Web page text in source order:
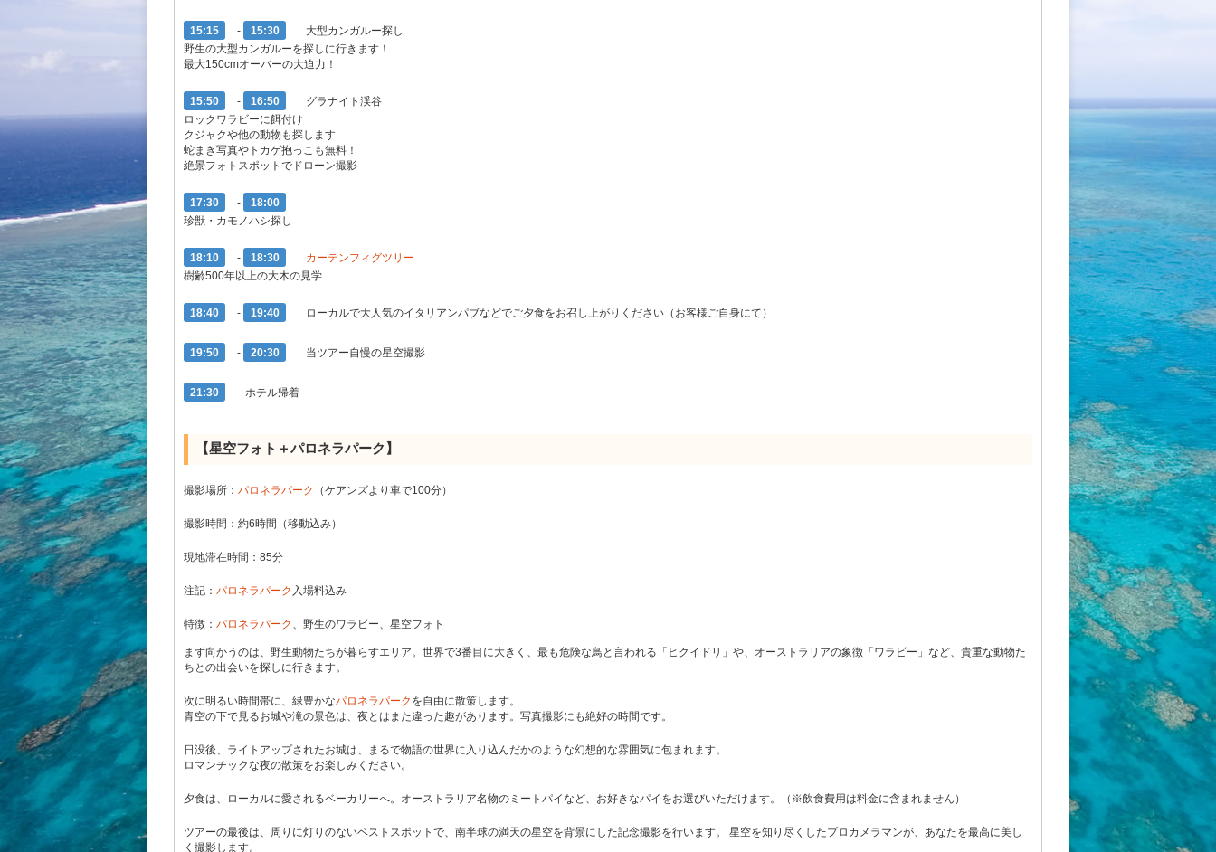
15:15 - 15:30
大型カンガルー探し
野生の大型カンガルーを探しに行きます！
最大150cmオーバーの大迫力！
15:50 - 16:50
グラナイト渓谷
ロックワラビーに餌付け
クジャクや他の動物も探します
蛇まき写真やトカゲ抱っこも無料！
絶景フォトスポットでドローン撮影
17:30 -
18:00
珍獣・カモノハシ探し
18:10 - 18:30
カーテンフィグツリー
樹齢500年以上の大木の見学
18:40 - 19:40 ローカルで大人気のイタリアンパブなどでご夕食をお召し上がりください（お客様ご自身にて）
19:50 - 20:30 当ツアー自慢の星空撮影
21:30 ホテル帰着
【星空フォト＋パロネラパーク 】
撮影場所： パロネラパーク （ケアンズより車で100分）
撮影時間：約6時間（移動込み）
現地滞在時間：85分
注記： パロネラパーク 入場料込み
特徴： パロネラパーク 、野生のワラビー、星空フォト
まず向かうのは、野生動物たちが暮らすエリア。世界で3番目に大きく、最も危険な鳥と言われる「ヒクイドリ」や、オーストラリアの象徴「ワラビー」など、貴重な動物た
ちとの出会いを探しに行きます。
次に明るい時間帯に、緑豊かなパロネラパーク を自由に散策します。
青空の下で見るお城や滝の景色は、夜とはまた違った趣があります。写真撮影にも絶好の時間です。
日没後、ライトアップされたお城は、まるで物語の世界に入り込んだかのような幻想的な雰囲気に包まれます。
ロマンチックな夜の散策をお楽しみください。
夕食は、ローカルに愛されるベーカリーへ。オーストラリア名物のミートパイなど、お好きなパイをお選びいただけます。（※飲食費用は料金に含まれません）
ツアーの最後は、周りに灯りのないベストスポットで、南半球の満天の星空を背景にした記念撮影を行います。 星空を知り尽くしたプロカメラマンが、あなたを最高に美し
く撮影します。